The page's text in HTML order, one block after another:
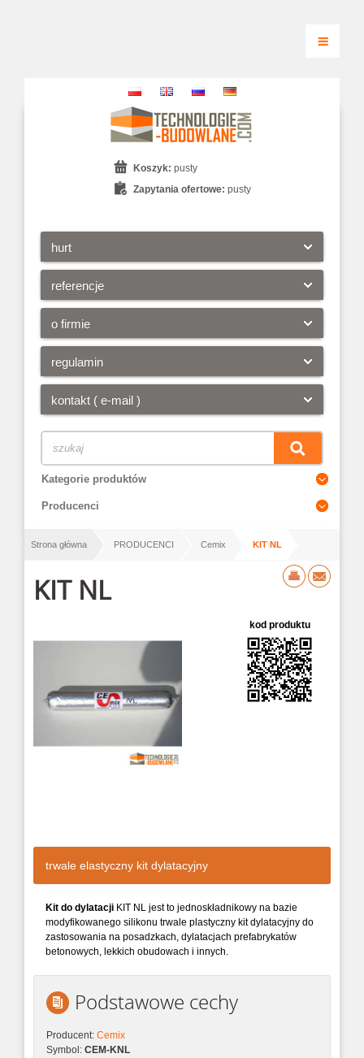
hurt
referencje
o firmie
regulamin
kontakt ( e-mail )
Koszyk: pusty
Zapytania ofertowe: pusty
Kategorie produktów
Producenci
Strona główna PRODUCENCI Cemix KIT NL
KIT NL
trwale elastyczny kit dylatacyjny
Kit do dylatacji KIT NL jest to jednoskładnikowy na bazie
modyfikowanego silikonu trwale plastyczny kit dylatacyjny do
zastosowania na posadzkach, dylatacjach prefabrykatów
betonowych, lekkich obudowach i innych.
Podstawowe cechy
Producent: Cemix
Symbol: CEM-KNL
kod produktu